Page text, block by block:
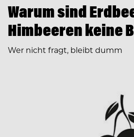
Warum sind
Himbeeren keine
Wer nicht fragt, bleibt dumm